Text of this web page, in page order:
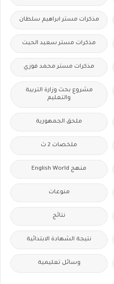
مذكرات مستر ابراهيم سلطان
مذكرات مستر سعيد الحيت
مذكرات مستر محمد فوزي
مشروع بحث وزارة التربية
والتعليم
ملحق الجمهورية
ملخصات 2 ث
منهج English World
منوعات
نتائج
نتيجة الشهادة الابتدائية
وسائل تعليمية